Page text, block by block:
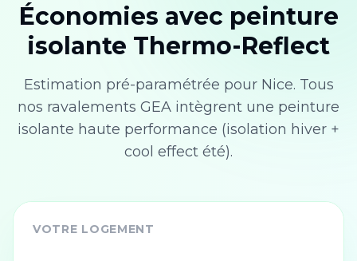
Économies avec peinture
isolante Thermo-Reflect
Estimation pré-paramétrée pour Nice. Tous
nos ravalements GEA intègrent une peinture
isolante haute performance (isolation hiver +
cool effect été).
VOTRE LOGEMENT